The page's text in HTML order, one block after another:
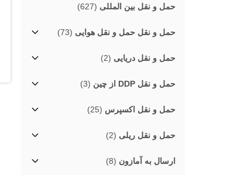
حمل و نقل بین المللی (627)
حمل و نقل حمل و نقل هوایی (73)
حمل و نقل دریایی (2)
حمل و نقل DDP از چین (3)
حمل و نقل اکسپرس (25)
حمل و نقل ریلی (2)
ارسال به آمازون (8)